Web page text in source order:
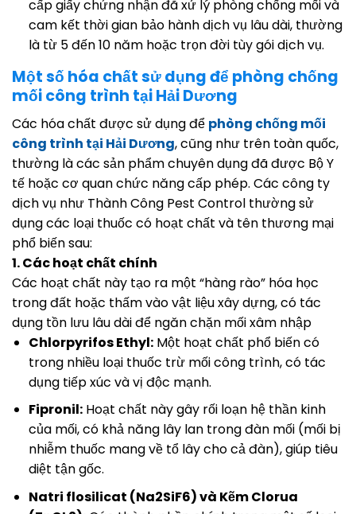
cấp giấy chứng nhận đã xử lý phòng chống mối và
cam kết thời gian bảo hành dịch vụ lâu dài, thường
là từ 5 đến 10 năm hoặc trọn đời tùy gói dịch vụ.
Một số hóa chất sử dụng để phòng chống
mối công trình tại Hải Dương
Các hóa chất được sử dụng để phòng chống mối
công trình tại Hải Dương, cũng như trên toàn quốc,
thường là các sản phẩm chuyên dụng đã được Bộ Y
tế hoặc cơ quan chức năng cấp phép. Các công ty
dịch vụ như Thành Công Pest Control thường sử
dụng các loại thuốc có hoạt chất và tên thương mại
phổ biến sau:
1. Các hoạt chất chính
Các hoạt chất này tạo ra một “hàng rào” hóa học
trong đất hoặc thấm vào vật liệu xây dựng, có tác
dụng tồn lưu lâu dài để ngăn chặn mối xâm nhập
Chlorpyrifos Ethyl:Một hoạt chất phổ biến có
trong nhiều loại thuốc trừ mối công trình, có tác
dụng tiếp xúc và vị độc mạnh.
Fipronil:Hoạt chất này gây rối loạn hệ thần kinh
của mối, có khả năng lây lan trong đàn mối (mối bị
nhiễm thuốc mang về tổ lây cho cả đàn), giúp tiêu
diệt tận gốc.
Natri flosilicat (Na2SiF6) và Kẽm Clorua